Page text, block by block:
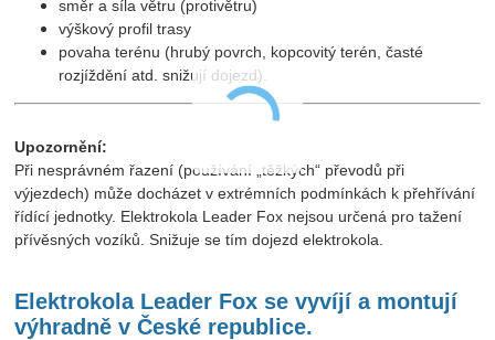
směr a síla větru (protivětru)
výškový profil trasy
povaha terénu (hrubý povrch, kopcovitý terén, časté
rozjíždění atd. snižují dojezd).
Upozornění:
Při nesprávném řazení (používání „těžkých“ převodů při
výjezdech) může docházet v extrémních podmínkách k přehřívání
řídící jednotky. Elektrokola Leader Fox nejsou určená pro tažení
přívěsných vozíků. Snižuje se tím dojezd elektrokola.
Elektrokola Leader Fox se vyvíjí a montují
výhradně v České republice.